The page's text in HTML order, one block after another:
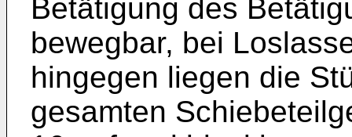
Betätigung des
bewegbar, bei
hingegen liegen die
gesamten